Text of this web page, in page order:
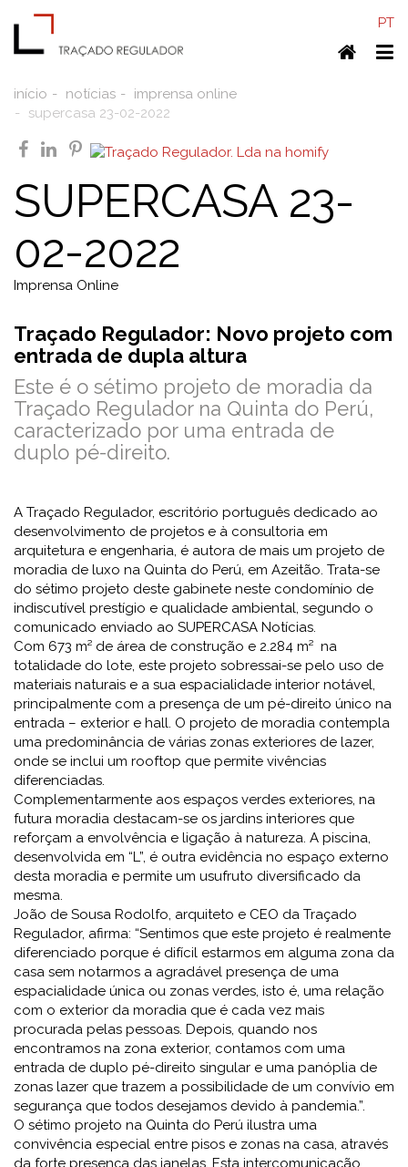
PT
Home
início notícias
imprensa online
supercasa 23-02-2022
facebook
linkedin
pinterest
SUPERCASA 23-
02-2022
Imprensa Online
Traçado Regulador: Novo projeto com
entrada de dupla altura
Este é o sétimo projeto de moradia da
Traçado Regulador na Quinta do Perú,
caracterizado por uma entrada de
duplo pé-direito.
A Traçado Regulador, escritório português dedicado ao
desenvolvimento de projetos e à consultoria em
arquitetura e engenharia, é autora de mais um projeto de
moradia de luxo na Quinta do Perú, em Azeitão. Trata-se
do sétimo projeto deste gabinete neste condomínio de
indiscutível prestígio e qualidade ambiental, segundo o
comunicado enviado ao SUPERCASA Notícias.
Com 673 m² de área de construção e 2.284 m² na
totalidade do lote, este projeto sobressai-se pelo uso de
materiais naturais e a sua espacialidade interior notável,
principalmente com a presença de um pé-direito único na
entrada – exterior e hall. O projeto de moradia contempla
uma predominância de várias zonas exteriores de lazer,
onde se inclui um rooftop que permite vivências
diferenciadas.
Complementarmente aos espaços verdes exteriores, na
futura moradia destacam-se os jardins interiores que
reforçam a envolvência e ligação à natureza. A piscina,
desenvolvida em “L”, é outra evidência no espaço externo
desta moradia e permite um usufruto diversificado da
mesma.
João de Sousa Rodolfo, arquiteto e CEO da Traçado
Regulador, afirma: “Sentimos que este projeto é realmente
diferenciado porque é difícil estarmos em alguma zona da
casa sem notarmos a agradável presença de uma
espacialidade única ou zonas verdes, isto é, uma relação
com o exterior da moradia que é cada vez mais
procurada pelas pessoas. Depois, quando nos
encontramos na zona exterior, contamos com uma
entrada de duplo pé-direito singular e uma panóplia de
zonas lazer que trazem a possibilidade de um convívio em
segurança que todos desejamos devido à pandemia.”.
O sétimo projeto na Quinta do Perú ilustra uma
convivência especial entre pisos e zonas na casa, através
da forte presença das janelas. Esta intercomunicação